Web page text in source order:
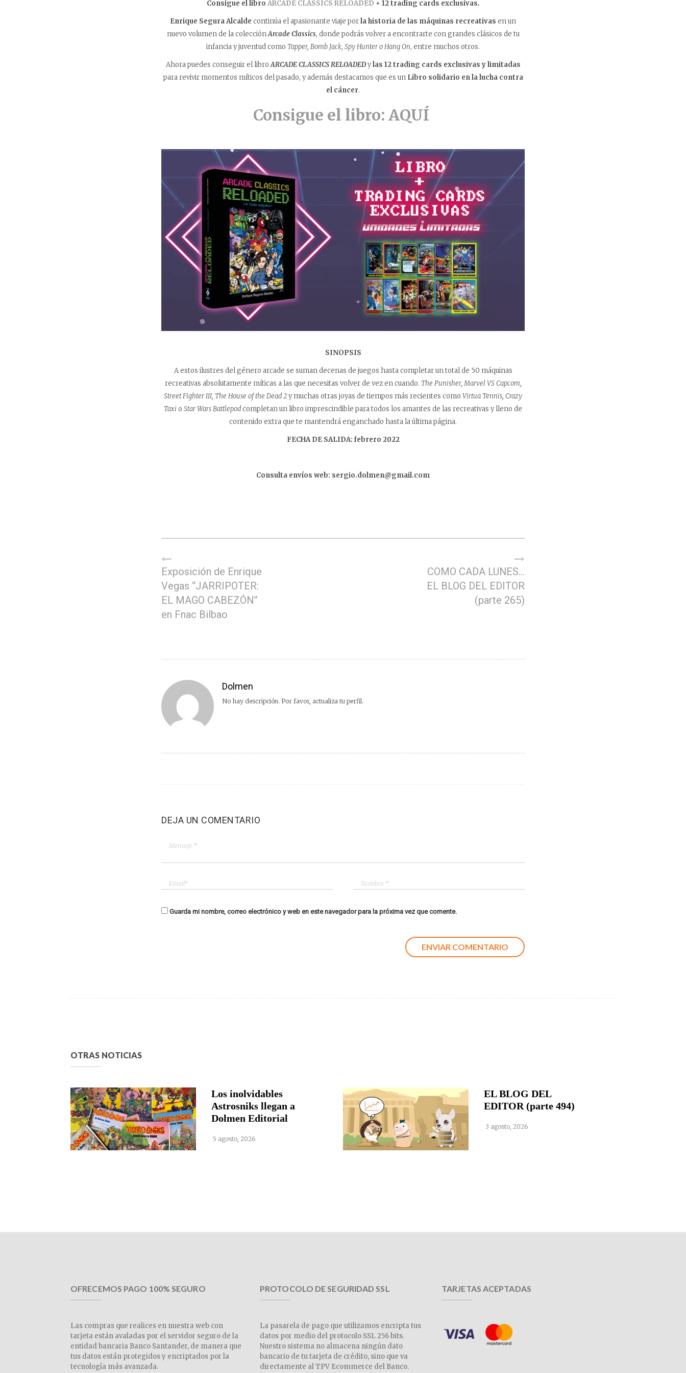
Consigue el libro ARCADE CLASSICS RELOADED + 12 trading cards exclusivas.
Enrique Segura Alcalde continúa el apasionante viaje porla historia de las máquinas recreativas en un
nuevo volumen de la colecciónArcade Classics, donde podrás volver a encontrarte con grandes clásicos de tu
infancia y juventud como Tapper, Bomb Jack, Spy Hunter o Hang On, entre muchos otros.
Ahora puedes conseguir el libroARCADE CLASSICS RELOADED ylas 12 trading cards exclusivas y limitadas
para revivir momentos míticos del pasado, y además destacamos que es un Libro solidario en la lucha contra
el cáncer.
Consigue el libro: AQUÍ
SINOPSIS
A estos ilustres del género arcade se suman decenas de juegos hasta completar un total de 50 máquinas
recreativas absolutamente míticas a las que necesitas volver de vez en cuando. The Punisher, Marvel VS Capcom,
Street Fighter III, The House of the Dead 2y muchas otras joyas de tiempos más recientes como Virtua Tennis, Crazy
Taxi o Star Wars Battlepodcompletan un libro imprescindible para todos los amantes de las recreativas y lleno de
contenido extra que te mantendrá enganchado hasta la última página.
FECHA DE SALIDA: febrero 2022
Consulta envíos web: sergio.dolmen@gmail.com
Exposición de Enrique
Vegas “JARRIPOTER:
EL MAGO CABEZÓN”
en Fnac Bilbao
COMO CADA LUNES…
EL BLOG DEL EDITOR
(parte 265)
Dolmen
No hay descripción. Por favor, actualiza tu perfil.
DEJA UN COMENTARIO
Guarda mi nombre, correo electrónico y web en este navegador para la próxima vez que comente.
OTRAS NOTICIAS
Los inolvidables
Astrosniks llegan a
Dolmen Editorial
5 agosto, 2026
EL BLOG DEL
EDITOR (parte 494)
3 agosto, 2026
OFRECEMOS PAGO 100% SEGURO
Las compras que realices en nuestra web con
tarjeta están avaladas por el servidor seguro de la
entidad bancaria Banco Santander, de manera que
tus datos están protegidos y encriptados por la
tecnología más avanzada.
PROTOCOLO DE SEGURIDAD SSL
La pasarela de pago que utilizamos encripta tus
datos por medio del protocolo SSL 256 bits.
Nuestro sistema no almacena ningún dato
bancario de tu tarjeta de crédito, sino que va
directamente al TPV Ecommerce del Banco.
TARJETAS ACEPTADAS